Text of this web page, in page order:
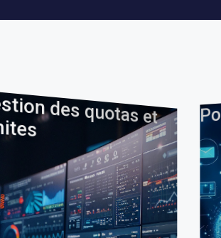
Portail libre-